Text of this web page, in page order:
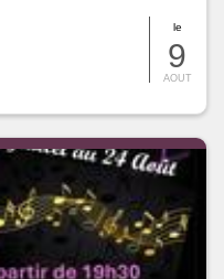
le
9
AOUT